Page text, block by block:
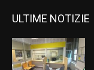
ULTIME NOTIZIE